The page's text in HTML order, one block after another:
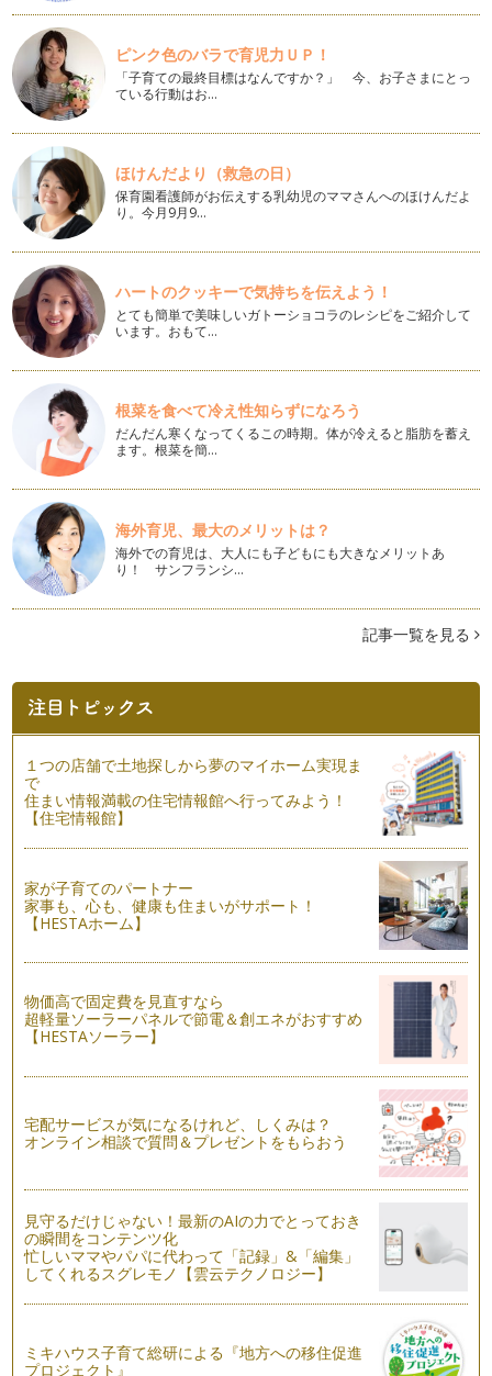
自分の子供が産まれて順調に育っていくと、次は産まれてきた
子供に対して「どんな習い事をさせて…
ピアノの楽しみ方「８２」作曲にチャレンジ！
ピアノは、ピアノの教本ばかり進めていくことばかりではな
く、創造力を沸かせることも音楽を学ぶ…
ピアノの楽しみ方「８１」和声分析にチャレンジしてみよう
ピアノを弾くということは、まるで物語を語るかのようです
ね。 …
ピアノの楽しみ方「８０」本を読もう
例えば、ピアノレッスン受講者みんなが、ベートーベンがどん
な人柄の人で、どんな時に曲…
ピアノの楽しみ方「７９」様々なレッスンスタイル
レッスンのスタイルというのも時代によって進化したり変化し
ていきます。今回は、3つのレッスン…
ピアノの楽しみ方「７８」同じ曲で応用することが大事
ピアノの学び方というのはご指導されている先生によってやり
方が違うかとは思います。基本のクラ…
ピアノの楽しみ方「７７」練習方法を見直そう
最近、更に自分の演奏と指導法を改善、前進していきたい思い
が強く、信頼しています息子の先生に…
ピアノの楽しみ方「７６」気持ちにゆとりを持つ
一言に「ピアノを楽しむ」と言っても色々な楽しみ方がありま
当たり前のことですが、人間は1人1人、違っていてそこが面
白くもあります。 ピアノを教え…
ピアノの楽しみ方「７４」体の支えをしっかりしよう
「ピアノを弾く」ということは、ピアノを指で奏でるというこ
とだけに捉われる方がもしかしたらほ…
ピアノの楽しみ方「７３」練習よりも大切なこととは
今、子どもたちはとても忙しい中、ピアノを習っている、そん
な時代をひしひしと感じています。 …
ピアノの楽しみ方「７２」基本練習の大切さ
曲の練習はするけど、ハノンやツェルニーなどの基本教材をす
るのは嫌がりますというお悩み相談を…
ピアノの楽しみ方「７１」伴奏を楽しもう！！
ピアノを習っていると、学校でピアノの伴奏をする機会に恵ま
ピアノの楽しみ方「７０」練習の習慣を身に付けるために
今回は、お子様が練習嫌いにならないためには、親として保護
者の皆様が何ができるかを少しお話し…
聴きながらトーストとコーヒーをいた…
ピアノの楽しみ方「６８」苦手なところを鍛えよう
ピアノを教えていくなかで、やはり私も悩むことも多々ござい
ます。例えば、シにフラット「シの音…
ピアノの楽しみ方「６７」練習する際の言葉がけ
ピンク色のバラで育児力ＵＰ！
「子育ての最終目標はなんですか？」 今、お子さまにとっ
ている行動はお…
ほけんだより（救急の日）
保育園看護師がお伝えする乳幼児のママさんへのほけんだよ
り。今月9月9…
ハートのクッキーで気持ちを伝えよう！
とても簡単で美味しいガトーショコラのレシピをご紹介して
います。おもて…
根菜を食べて冷え性知らずになろう
だんだん寒くなってくるこの時期。体が冷えると脂肪を蓄え
ます。根菜を簡…
海外育児、最大のメリットは？
海外での育児は、大人にも子どもにも大きなメリットあ
り！ サンフランシ…
記事一覧を見る
１つの店舗で土地探しから夢のマイホーム実現ま
で
住まい情報満載の住宅情報館へ行ってみよう！
【住宅情報館】
家が子育てのパートナー
家事も、心も、健康も住まいがサポート！
【HESTAホーム】
物価高で固定費を見直すなら
超軽量ソーラーパネルで節電＆創エネがおすすめ
【HESTAソーラー】
宅配サービスが気になるけれど、しくみは？
オンライン相談で質問＆プレゼントをもらおう
見守るだけじゃない！最新のAIの力でとっておき
の瞬間をコンテンツ化
忙しいママやパパに代わって「記録」&「編集」
してくれるスグレモノ【雲云テクノロジー】
ミキハウス子育て総研による『地方への移住促進
プロジェクト』